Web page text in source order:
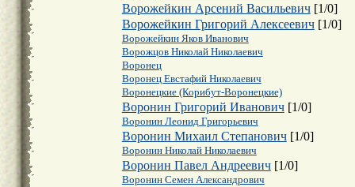
Ворожейкин Арсений Васильевич[1/0]
Ворожейкин Григорий Алексеевич[1/0]
Ворожейкин Яков Иванович
Ворожцов Николай Николаевич
Воронец
Воронец Евстафий Николаевич
Воронецкие (Корибут-Воронецкие)
Воронин Григорий Иванович[1/0]
Воронин Леонид Григорьевич
Воронин Михаил Степанович[1/0]
Воронин Николай Николаевич
Воронин Павел Андреевич[1/0]
Воронин Семен Александрович